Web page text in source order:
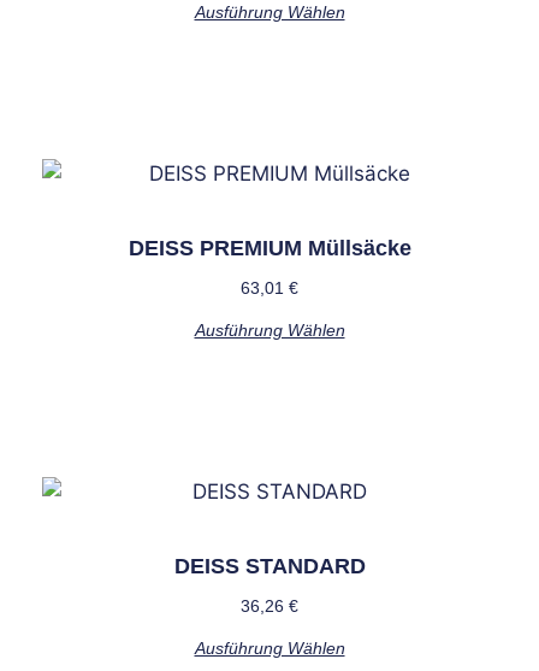
Ausführung Wählen
DEISS PREMIUM Müllsäcke
63,01 €
Ausführung Wählen
DEISS STANDARD
36,26 €
Ausführung Wählen